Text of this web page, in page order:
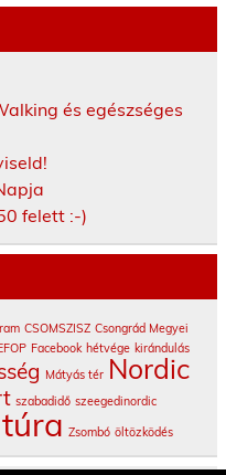
és egészséges
felett :-)
CSOMSZISZ Csongrád Megyei
Facebook hétvége kirándulás
Mátyás tér Nordic
szabadidő szeegedinordic
túra Zsombó öltözködés